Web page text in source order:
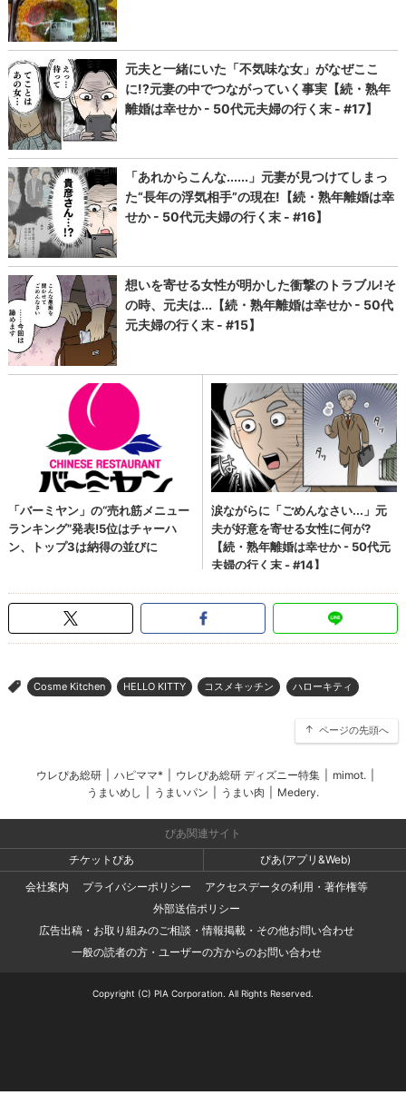
> Cosme Kitchen HELLO KITTY コスメキッチン ハローキティ
ページの先頭へ
ウレぴあ総研 ハピママ* ウレぴあ総研 ディズニー特集 mimot.
うまいめし
うまいパン うまい肉 Medery.
ぴあ関連サイト
チケットぴあ
ぴあ(アプリ&Web)
会社案内
プライバシーポリシー
アクセスデータの利用・著作権等
外部送信ポリシー
広告出稿・お取り組みのご相談・情報掲載・その他お問い合わせ
一般の読者の方・ユーザーの方からのお問い合わせ
Copyright (C) PIA Corporation. All Rights Reserved.